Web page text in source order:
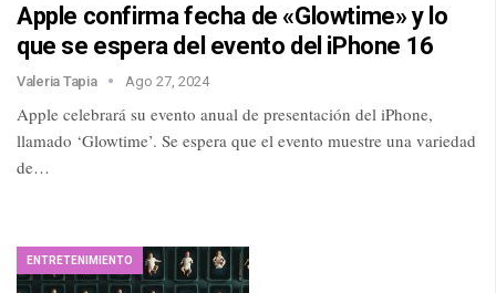
Apple confirma fecha de «Glowtime» y lo
que se espera del evento del iPhone 16
Valeria Tapia Ago 27, 2024
Apple celebrará su evento anual de presentación del iPhone,
llamado ‘Glowtime’. Se espera que el evento muestre una variedad
de…
ENTRETENIMIENTO